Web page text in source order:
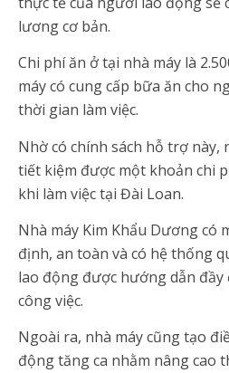
lương cơ bản.
Chi phí ăn ở tại nhà máy là
máy có cung cấp bữa ăn cho
thời gian làm việc.
Nhờ có chính sách hỗ trợ
tiết kiệm được một khoản chi
khi làm việc tại Đài Loan.
Nhà máy Kim Khẩu Dương có
định, an toàn và có hệ thống
lao động được hướng dẫn
công việc.
Ngoài ra, nhà máy cũng tạo
động tăng ca nhằm nâng cao